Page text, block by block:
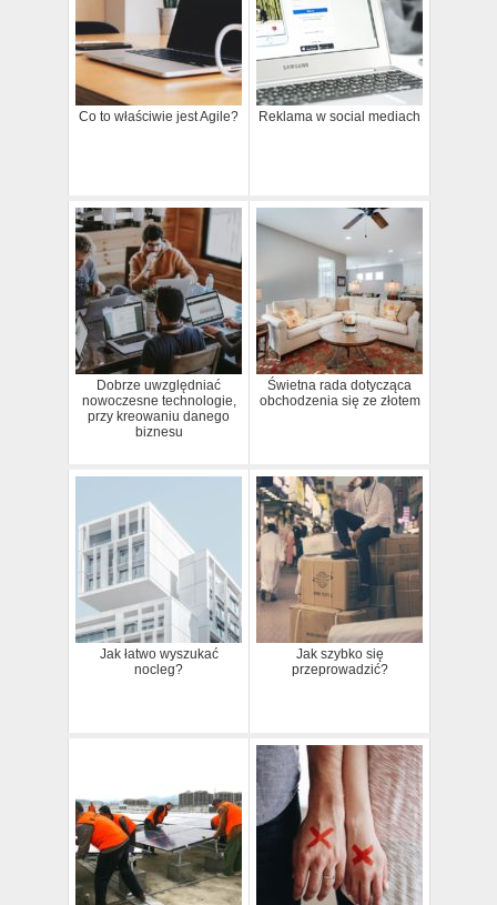
Co to właściwie jest Agile? Reklama w social mediach
Dobrze uwzględniać
nowoczesne technologie,
przy kreowaniu danego
biznesu
Świetna rada dotycząca
obchodzenia się ze złotem
Jak łatwo wyszukać
nocleg?
Jak szybko się
przeprowadzić?